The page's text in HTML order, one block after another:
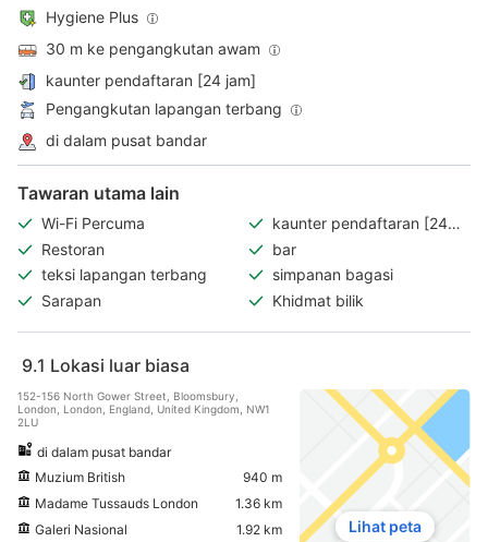
Hygiene Plus
30 m ke pengangkutan awam
kaunter pendaftaran [24 jam]
Pengangkutan lapangan terbang
di dalam pusat bandar
Tawaran utama lain
Wi-Fi Percuma
kaunter pendaftaran [24
jam]
Restoran
bar
teksi lapangan terbang
simpanan bagasi
Sarapan
Khidmat bilik
9.1 Lokasi luar biasa
152-156 North Gower Street, Bloomsbury,
London, London, England, United Kingdom, NW1
2LU
di dalam pusat bandar
Muzium British
940 m
Madame Tussauds London
1.36 km
Galeri Nasional
1.92 km
Lihat peta